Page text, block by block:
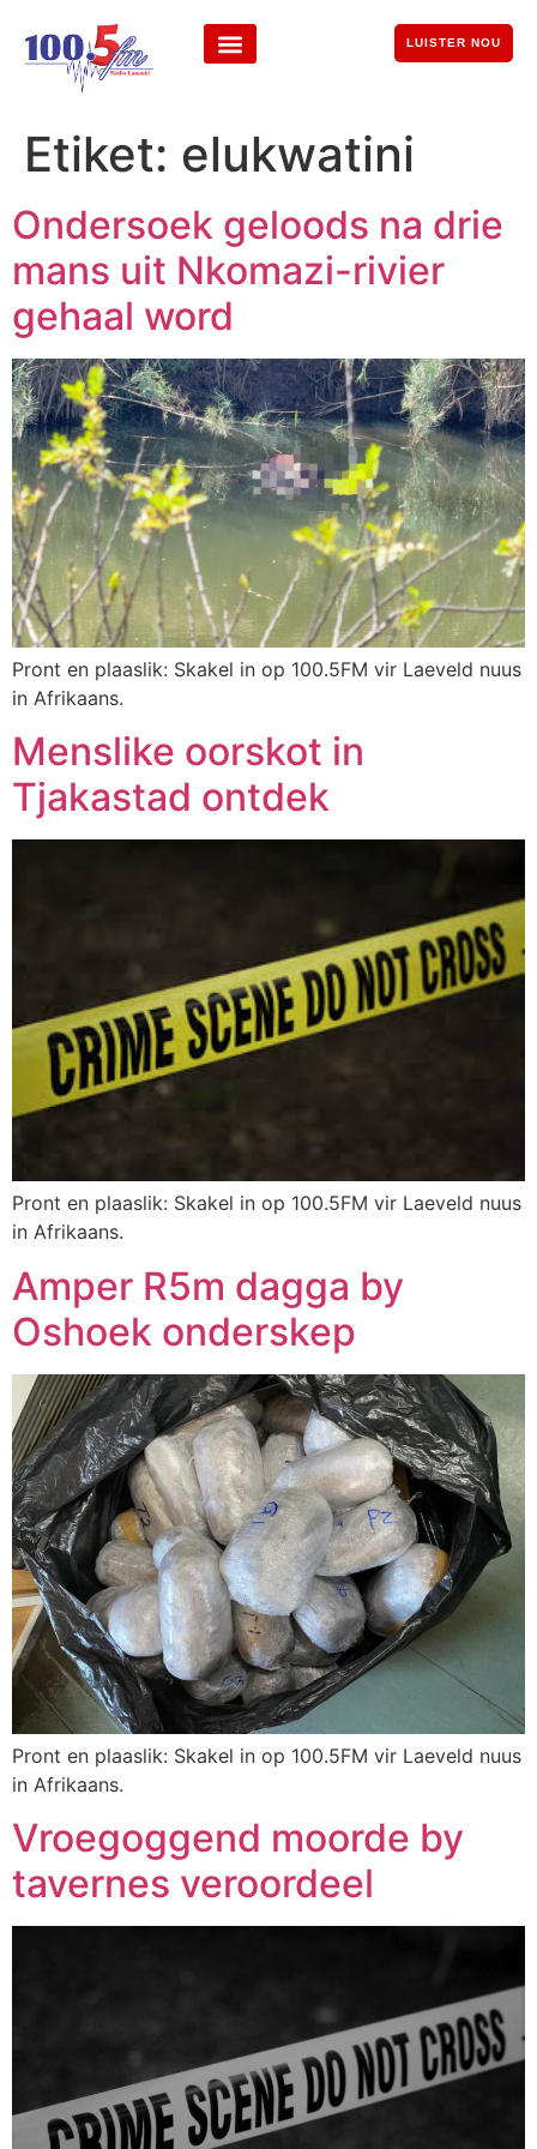
LUISTER NOU
Etiket: elukwatini
Ondersoek geloods na drie
mans uit Nkomazi-rivier
gehaal word
Pront en plaaslik: Skakel in op 100.5FM vir Laeveld nuus
in Afrikaans.
Menslike oorskot in
Tjakastad ontdek
Pront en plaaslik: Skakel in op 100.5FM vir Laeveld nuus
in Afrikaans.
Amper R5m dagga by
Oshoek onderskep
Pront en plaaslik: Skakel in op 100.5FM vir Laeveld nuus
in Afrikaans.
Vroegoggend moorde by
tavernes veroordeel